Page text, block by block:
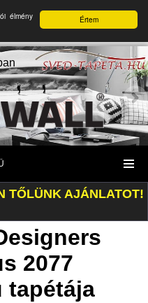
Értem
élmény
TŐLÜNK AJÁNLATOT!
2077
tapétája